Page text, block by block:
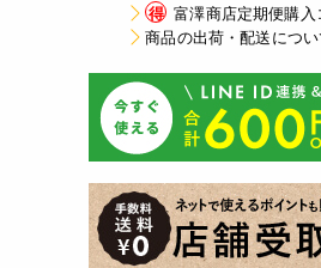
得 富澤商店定期便購入
商品の出荷・配送につ